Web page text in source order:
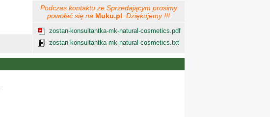
Podczas kontaktu ze Sprzedającym prosimy
powołać się na Muku.pl . Dziękujemy !!!
zostan-konsultantka-mk-natural-cosmetics.pdf
zostan-konsultantka-mk-natural-cosmetics.txt